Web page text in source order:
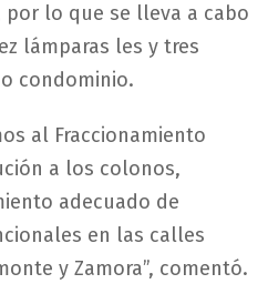
lo que se lleva a cabo
lámparas les y tres
condominio.
al Fraccionamiento
a los colonos,
adecuado de
en las calles
y Zamora”, comentó.